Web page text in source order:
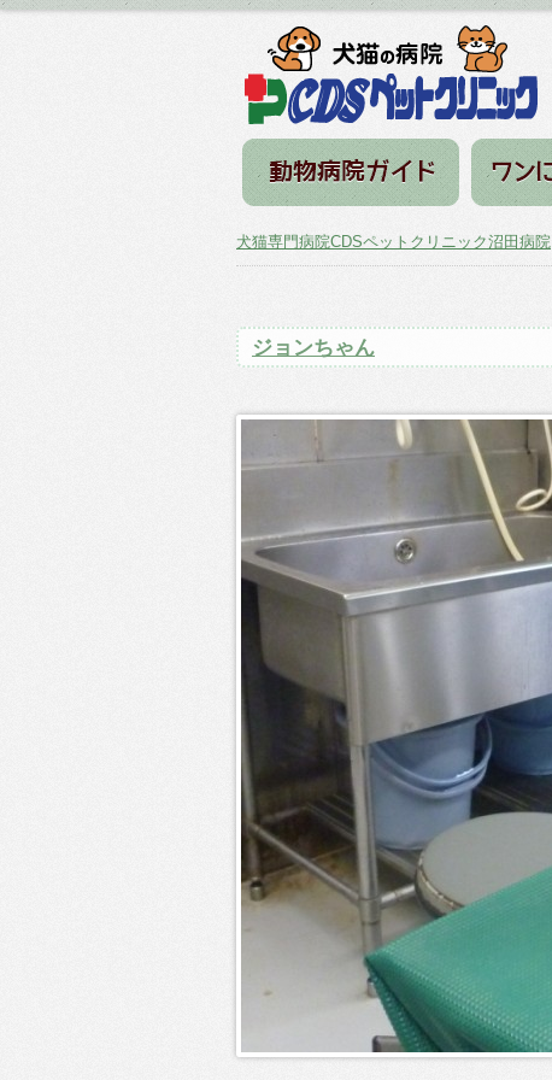
犬猫専門病院CDSペットクリニック沼田病院
ジョンちゃん